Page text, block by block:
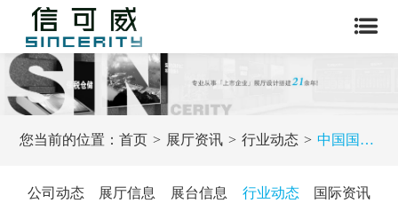
您当前的位置：首页 展厅资讯 行业动态 中国国际皮革展即将于11月强势回归！
公司动态 展厅信息 展台信息 行业动态 国际资讯